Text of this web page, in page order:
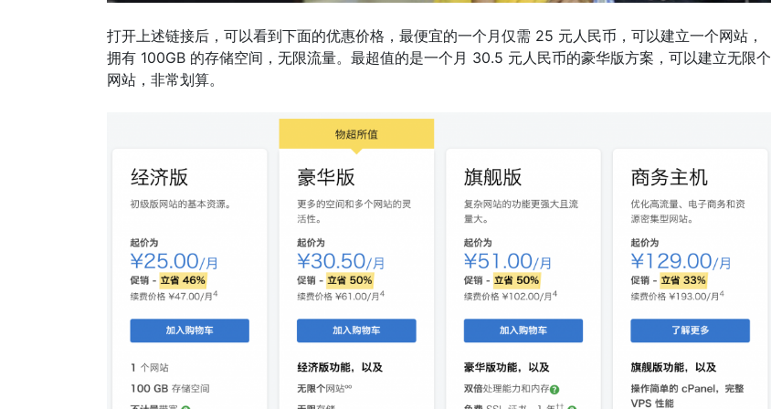
打开上述链接后，可以看到下面的优惠价格，最便宜的一个月仅需 25 元人民币，可以建立一个网站，
拥有 100GB 的存储空间，无限流量。最超值的是一个月 30.5 元人民币的豪华版方案，可以建立无限个
网站，非常划算。